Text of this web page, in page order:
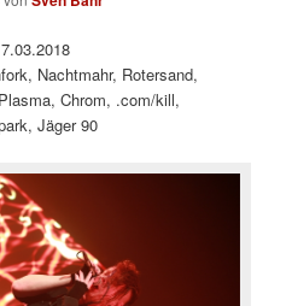
Nachtmahr, Rotersand,
Chrom, .com/kill,
Jäger 90